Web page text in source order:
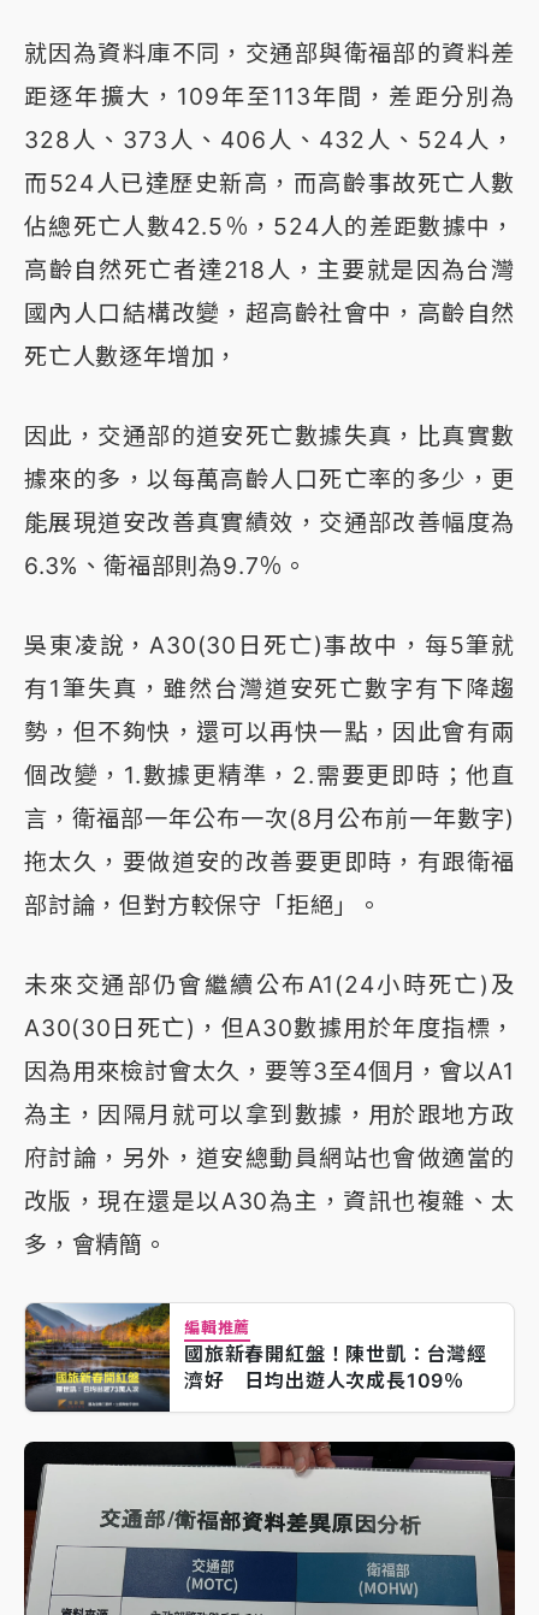
就因為資料庫不同，交通部與衛福部的資料差
距逐年擴大，109年至113年間，差距分別為
328人、373人、406人、432人、524人，
而524人已達歷史新高，而高齡事故死亡人數
佔總死亡人數42.5％，524人的差距數據中，
高齡自然死亡者達218人，主要就是因為台灣
國內人口結構改變，超高齡社會中，高齡自然
死亡人數逐年增加，
因此，交通部的道安死亡數據失真，比真實數
據來的多，以每萬高齡人口死亡率的多少，更
能展現道安改善真實績效，交通部改善幅度為
6.3%、衛福部則為9.7％。
吳東凌說，A30(30日死亡)事故中，每5筆就
有1筆失真，雖然台灣道安死亡數字有下降趨
勢，但不夠快，還可以再快一點，因此會有兩
個改變，1.數據更精準，2.需要更即時；他直
言，衛福部一年公布一次(8月公布前一年數字)
拖太久，要做道安的改善要更即時，有跟衛福
部討論，但對方較保守「拒絕」。
未來交通部仍會繼續公布A1(24小時死亡)及
A30(30日死亡)，但A30數據用於年度指標，
因為用來檢討會太久，要等3至4個月，會以A1
為主，因隔月就可以拿到數據，用於跟地方政
府討論，另外，道安總動員網站也會做適當的
改版，現在還是以A30為主，資訊也複雜、太
多，會精簡。
編輯推薦
國旅新春開紅盤！陳世凱：台灣經
濟好 日均出遊人次成長109％